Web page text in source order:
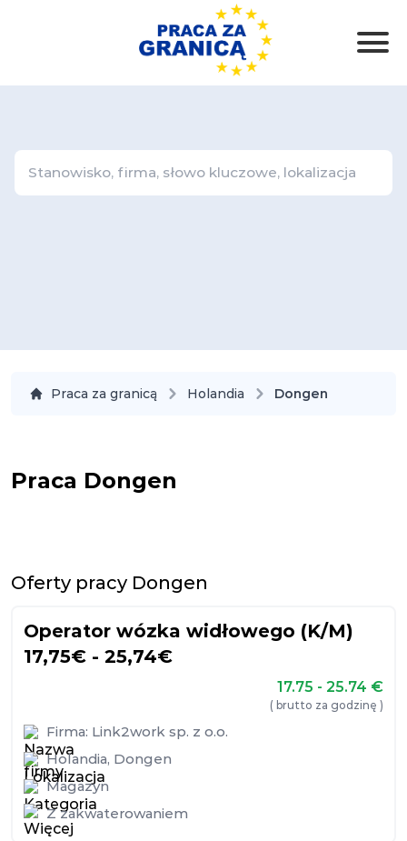
Praca za granicą Holandia Dongen
Praca Dongen
Oferty pracy Dongen
Operator wózka widłowego (K/M)
17,75€ - 25,74€
17.75 - 25.74 €
( brutto za godzinę )
Firma: Link2work sp. z o.o.
Holandia, Dongen
Magazyn
Z zakwaterowaniem